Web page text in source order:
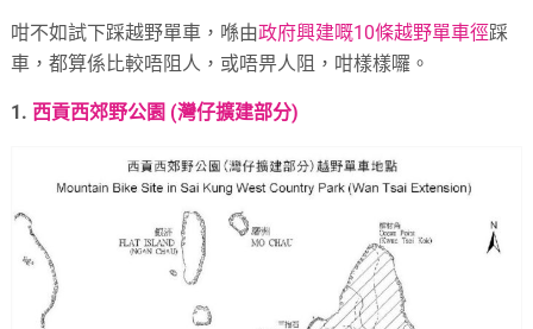
咁不如試下踩越野單車，喺由政府興建嘅10條越野單車徑踩
車，都算係比較唔阻人，或唔畀人阻，咁樣樣囉。
1. 西貢西郊野公園 (灣仔擴建部分)